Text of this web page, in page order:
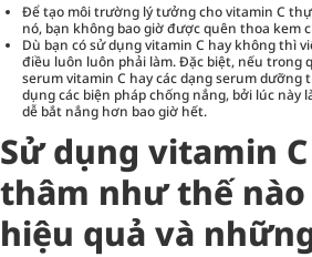
Để tạo môi trường lý tưởng cho vitamin C
nó, bạn không bao giờ được quên thoa kem
Dù bạn có sử dụng vitamin C hay không thì
điều luôn luôn phải làm. Đặc biệt, nếu trong
serum vitamin C hay các dạng serum dưỡng
dụng các biện pháp chống nắng, bởi lúc này
dễ bắt nắng hơn bao giờ hết.
Sử dụng vitamin
thâm như thế
hiệu quả và